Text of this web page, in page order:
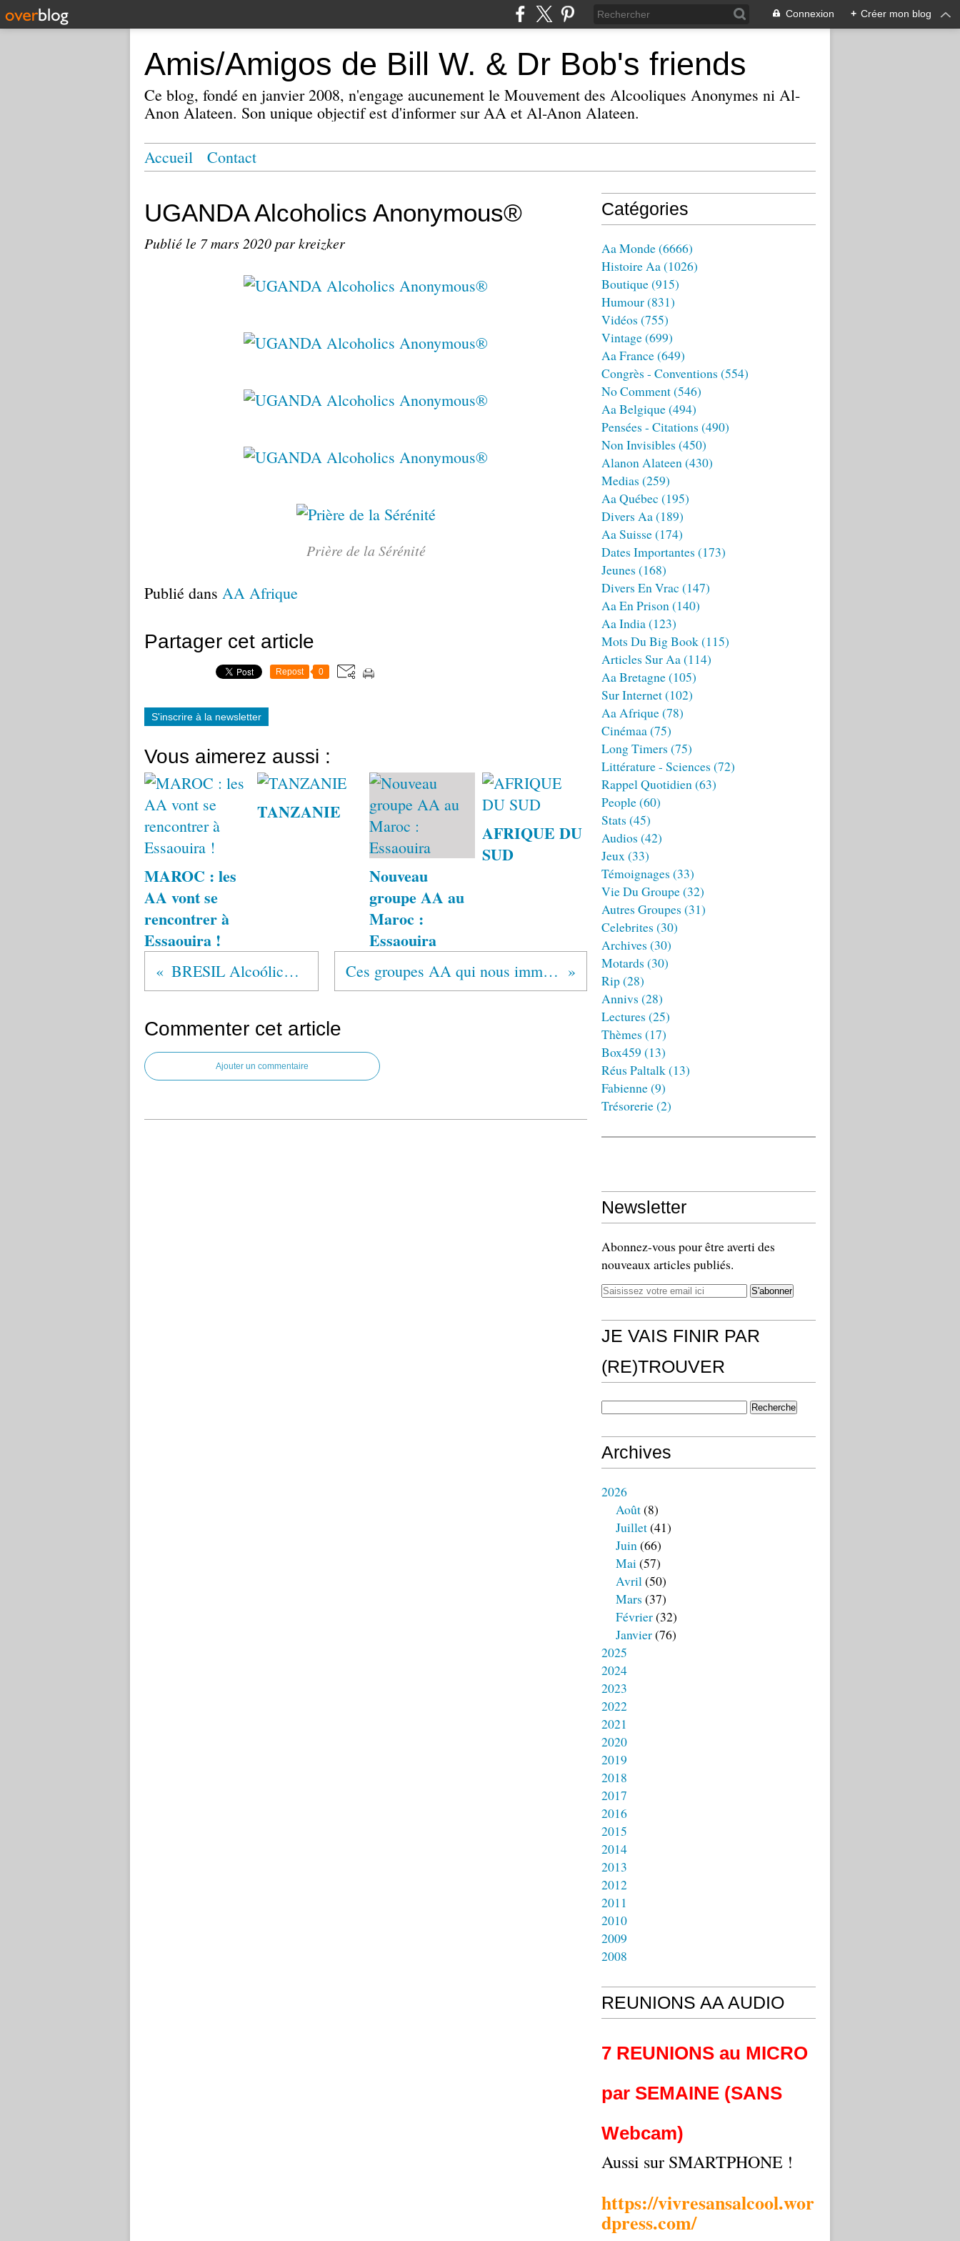
Connexion + Créer mon blog
Amis/Amigos de Bill W. & Dr Bob's friends
Ce blog, fondé en janvier 2008, n'engage aucunement le Mouvement des Alcooliques Anonymes ni Al-
Anon Alateen. Son unique objectif est d'informer sur AA et Al-Anon Alateen.
Accueil Contact
UGANDA Alcoholics Anonymous®
Publié le 7 mars 2020par kreizker
Prière de la Sérénité
Publié dans AA Afrique
Partager cet article
Repost 0
S'inscrire à la newsletter
Vous aimerez aussi :
MAROC : les
AA vont se
rencontrer à
Essaouira !
TANZANIE
Nouveau
groupe AA au
Maroc :
Essaouira
AFRIQUE DU
SUD
BRESIL Alcoólicos Anônimos® Ces groupes AA qui nous immunisent de Corona...
Commenter cet article
Ajouter un commentaire
Catégories
Aa Monde(6666)
Histoire Aa(1026)
Boutique(915)
Humour(831)
Vidéos (755)
Vintage(699)
Aa France(649)
Congrès - Conventions (554)
No Comment(546)
Aa Belgique(494)
Pensées - Citations (490)
Non Invisibles (450)
Alanon Alateen(430)
Medias (259)
Aa Québec (195)
Divers Aa(189)
Aa Suisse(174)
Dates Importantes (173)
Jeunes (168)
Divers En Vrac (147)
Aa En Prison(140)
Aa India(123)
Mots Du Big Book(115)
Articles Sur Aa(114)
Aa Bretagne(105)
Sur Internet(102)
Aa Afrique(78)
Cinémaa(75)
Long Timers (75)
Littérature - Sciences (72)
Rappel Quotidien(63)
People(60)
Stats (45)
Audios (42)
Jeux(33)
Témoignages (33)
Vie Du Groupe(32)
Autres Groupes (31)
Celebrites (30)
Archives (30)
Motards (30)
Rip(28)
Annivs (28)
Lectures (25)
Thèmes (17)
Box459 (13)
Réus Paltalk(13)
Fabienne(9)
Trésorerie(2)
Newsletter
Abonnez-vous pour être averti des
nouveaux articles publiés.
JE VAIS FINIR PAR
(RE)TROUVER
Archives
2026
Août(8)
Juillet(41)
Juin(66)
Mai(57)
Avril(50)
Mars (37)
Février(32)
Janvier(76)
2025
2024
2023
2022
2021
2020
2019
2018
2017
2016
2015
2014
2013
2012
2011
2010
2009
2008
REUNIONS AA AUDIO
7 REUNIONS au MICRO
par SEMAINE (SANS
Webcam)
Aussi sur SMARTPHONE !
https://vivresansalcool.wor
dpress.com/